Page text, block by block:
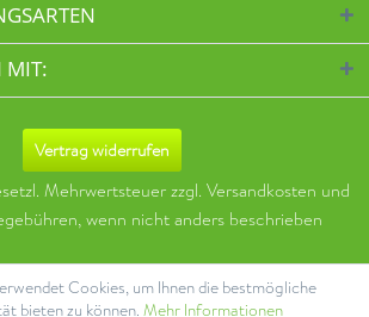
MIT:
Vertrag widerrufen
Mehrwertsteuer zzgl. Versandkosten und
wenn nicht anders beschrieben
Cookies, um Ihnen die bestmögliche
bieten zu können. Mehr Informationen